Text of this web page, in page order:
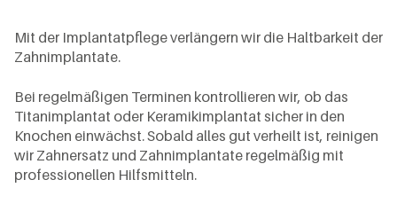
Mit der Implantatpflege verlängern wir die Haltbarkeit der
Zahnimplantate.
Bei regelmäßigen Terminen kontrollieren wir, ob das
Titanimplantat oder Keramikimplantat sicher in den
Knochen einwächst. Sobald alles gut verheilt ist, reinigen
wir Zahnersatz und Zahnimplantate regelmäßig mit
professionellen Hilfsmitteln.